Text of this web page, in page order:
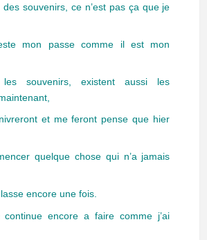
souvenirs, ce n’est pas ça que je
mon passe comme il est mon
souvenirs, existent aussi les
et me feront pense que hier
quelque chose qui n’a jamais
encore une fois.
encore a faire comme j’ai